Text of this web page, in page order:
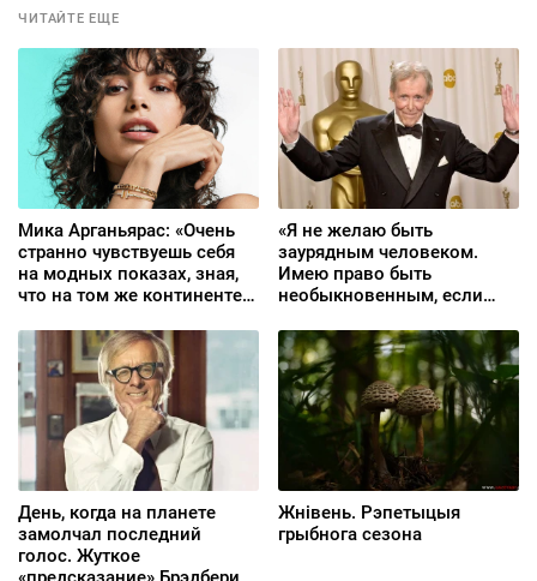
ЧИТАЙТЕ ЕЩЕ
Мика Арганьярас: «Очень
странно чувствуешь себя
на модных показах, зная,
что на том же континенте
«Я не желаю быть
заурядным человеком.
Имею право быть
необыкновенным, если
День, когда на планете
замолчал последний
голос. Жуткое
Жнівень. Рэпетыцыя
грыбнога сезона